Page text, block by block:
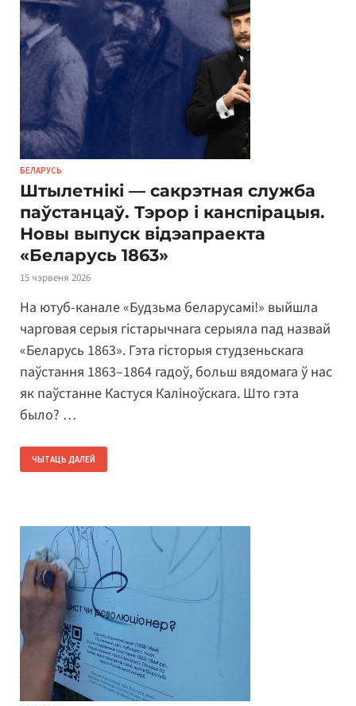
БЕЛАРУСЬ
Штылетнікі — сакрэтная служба
паўстанцаў. Тэрор і канспірацыя.
Новы выпуск відэапраекта
«Беларусь 1863»
15 чэрвеня 2026
На ютуб-канале «Будзьма беларусамі!» выйшла
чарговая серыя гістарычнага серыяла пад назвай
«Беларусь 1863». Гэта гісторыя студзеньскага
паўстання 1863–1864 гадоў, больш вядомага ў нас
як паўстанне Кастуся Каліноўскага. Што гэта
было? …
ЧЫТАЦЬ ДАЛЕЙ